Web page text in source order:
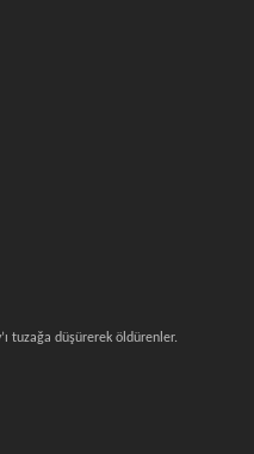
tuzağa düşürerek öldürenler.